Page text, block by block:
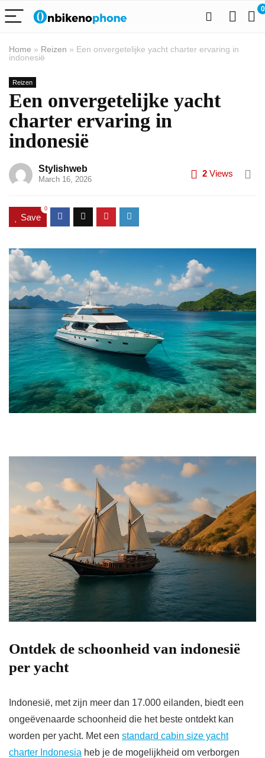
0
Home » Reizen » Een onvergetelijke yacht charter ervaring in
indonesië
Reizen
Een onvergetelijke yacht
charter ervaring in
indonesië
Stylishweb
March 16, 2026
2 Views
Save
0
Ontdek de schoonheid van indonesië
per yacht
Indonesië, met zijn meer dan 17.000 eilanden, biedt een
ongeëvenaarde schoonheid die het beste ontdekt kan
worden per yacht. Met een standard cabin size yacht
charter Indonesia heb je de mogelijkheid om verborgen